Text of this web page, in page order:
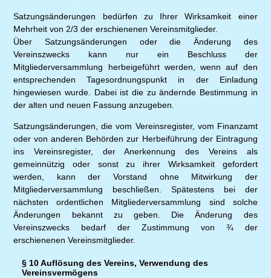
Satzungsänderungen bedürfen zu Ihrer Wirksamkeit einer
Mehrheit von 2/3 der erschienenen Vereinsmitglieder.
Über Satzungsänderungen oder die Änderung des
Vereinszwecks kann nur ein Beschluss der
Mitgliederversammlung herbeigeführt werden, wenn auf den
entsprechenden Tagesordnungspunkt in der Einladung
hingewiesen wurde. Dabei ist die zu ändernde Bestimmung in
der alten und neuen Fassung anzugeben.
Satzungsänderungen, die vom Vereinsregister, vom Finanzamt
oder von anderen Behörden zur Herbeiführung der Eintragung
ins Vereinsregister, der Anerkennung des Vereins als
gemeinnützig oder sonst zu ihrer Wirksamkeit gefordert
werden, kann der Vorstand ohne Mitwirkung der
Mitgliederversammlung beschließen. Spätestens bei der
nächsten ordentlichen Mitgliederversammlung sind solche
Änderungen bekannt zu geben. Die Änderung des
Vereinszwecks bedarf der Zustimmung von ¾ der
erschienenen Vereinsmitglieder.
§ 10 Auflösung des Vereins, Verwendung des
Vereinsvermögens